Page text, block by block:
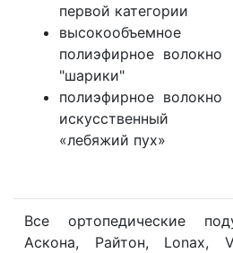
первой категории
высокообъемное
полиэфирное волокно
"шарики"
полиэфирное волокно
искусственный
«лебяжий пух»
Все ортопедические
Аскона, Райтон, Lonax,